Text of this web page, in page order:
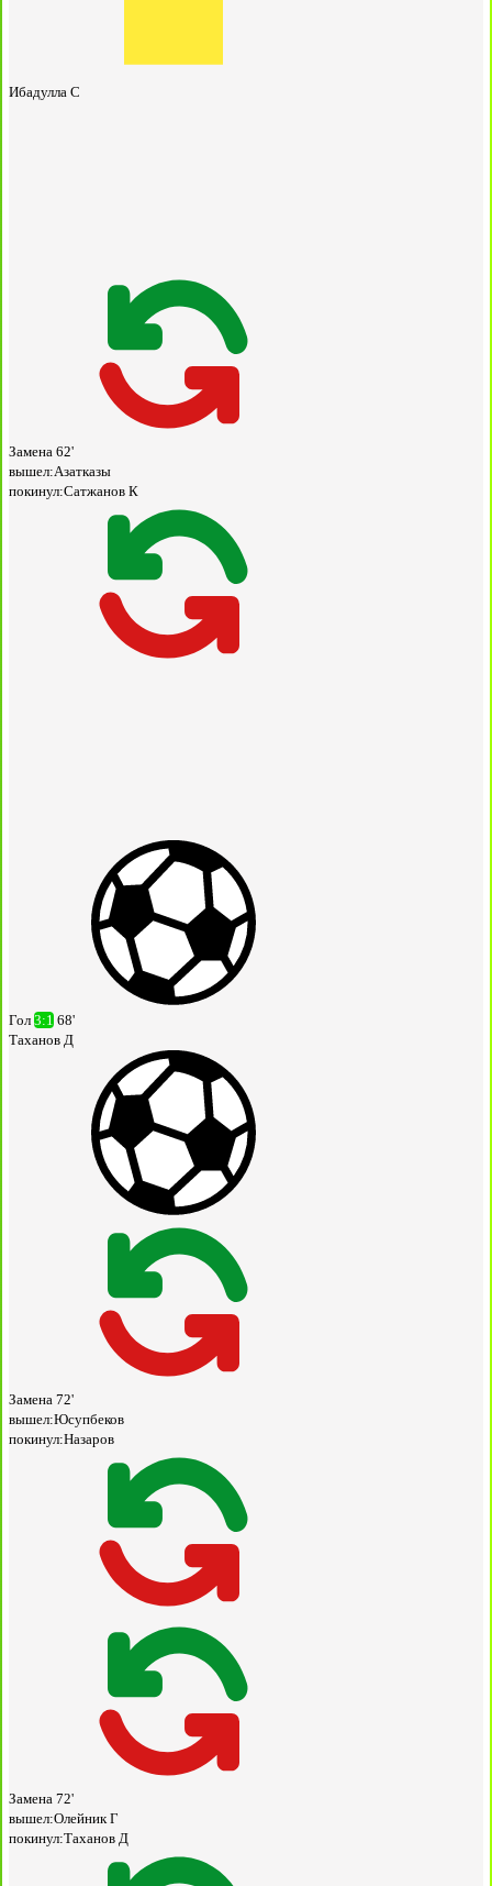
Ибадулла С
Замена 62'
вышел:Азатказы
покинул:Сатжанов К
Гол 3:1 68'
Таханов Д
Замена 72'
вышел:Юсупбеков
покинул:Назаров
Замена 72'
вышел:Олейник Г
покинул:Таханов Д